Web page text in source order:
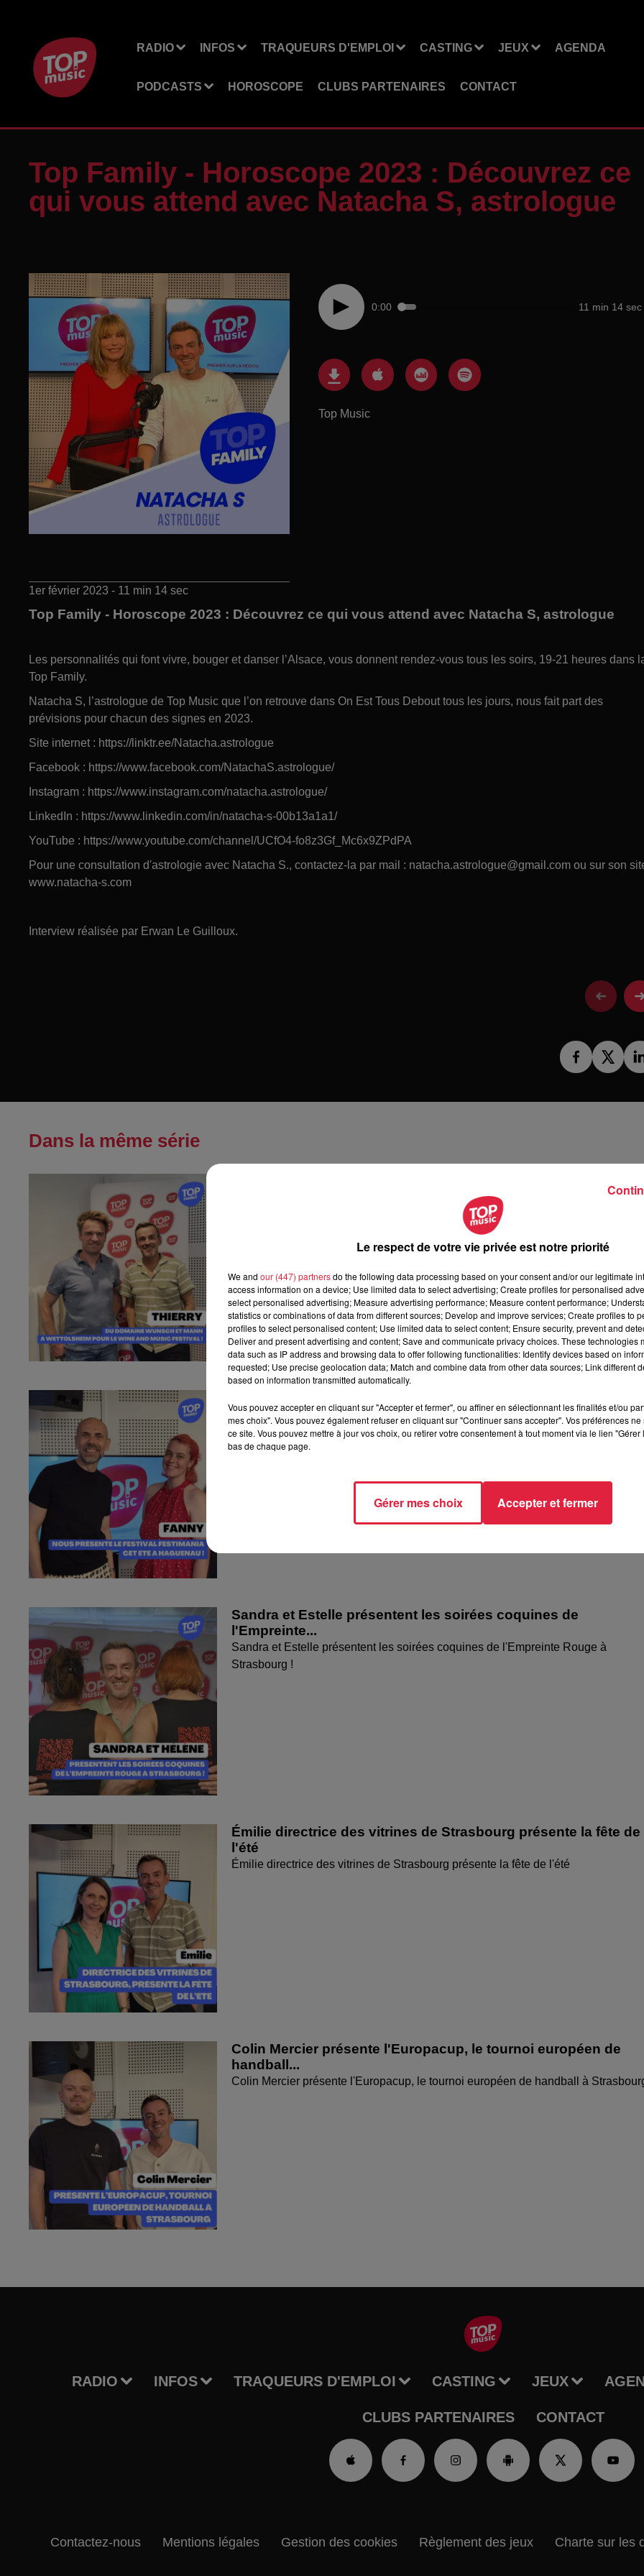
RADIO INFOS TRAQUEURS D'EMPLOI CASTING JEUX AGENDA
PODCASTS HOROSCOPE CLUBS PARTENAIRES CONTACT
Top Family - Horoscope 2023 : Découvrez ce
qui vous attend avec Natacha S, astrologue
0:00 11 min 14 sec
Top Music
1er février 2023 - 11 min 14 sec
Top Family - Horoscope 2023 : Découvrez ce qui vous attend avec Natacha S, astrologue
Les personnalités qui font vivre, bouger et danser l’Alsace, vous donnent rendez-vous tous les soirs, 19-21 heures dans
Top Family.
Natacha S, l’astrologue de Top Music que l’on retrouve dans On Est Tous Debout tous les jours, nous fait part des
prévisions pour chacun des signes en 2023.
Site internet : https://linktr.ee/Natacha.astrologue
Facebook : https://www.facebook.com/NatachaS.astrologue/
Instagram : https://www.instagram.com/natacha.astrologue/
LinkedIn : https://www.linkedin.com/in/natacha-s-00b13a1a1/
YouTube : https://www.youtube.com/channel/UCfO4-fo8z3Gf_Mc6x9ZPdPA
Pour une consultation d'astrologie avec Natacha S., contactez-la par mail : natacha.astrologue@gmail.com ou sur son
www.natacha-s.com
Interview réalisée par Erwan Le Guilloux.
Dans la même série
Thierry du Domaine Wunsch et Mann à Wettolsheim !
Fanny nous présente le festival Festimania !
Sandra et Estelle présentent les soirées coquines de
l'Empreinte...
Sandra et Estelle présentent les soirées coquines de l'Empreinte Rouge à
Strasbourg !
Émilie directrice des vitrines de Strasbourg présente la fête de
l'été
Émilie directrice des vitrines de Strasbourg présente la fête de l'été
Colin Mercier présente l'Europacup, le tournoi européen de
handball...
Colin Mercier présente l'Europacup, le tournoi européen de handball à
RADIO INFOS TRAQUEURS D'EMPLOI CASTING JEUX
CLUBS PARTENAIRES CONTACT
Contactez-nous Mentions légales Gestion des cookies Règlement des jeux Charte sur les
Le respect de votre vie privée est notre priorité
We and our (447) partnersdo the following data processing based on your consent and/or our legitimate
access information on a device; Use limited data to select advertising; Create profiles for personalised
select personalised advertising; Measure advertising performance; Measure content performance;
statistics or combinations of data from different sources; Develop and improve services; Create profiles to
profiles to select personalised content; Use limited data to select content; Ensure security, prevent and
Deliver and present advertising and content; Save and communicate privacy choices. These technologies
data such as IP address and browsing data to offer following functionalities: Identify devices based on
requested; Use precise geolocation data; Match and combine data from other data sources; Link different
based on information transmitted automatically.
Vous pouvez accepter en cliquant sur "Accepter et fermer", ou affiner en sélectionnant les finalités et/ou
mes choix". Vous pouvez également refuser en cliquant sur "Continuer sans accepter". Vos préférences
ce site. Vous pouvez mettre à jour vos choix, ou retirer votre consentement à tout moment via le lien
bas de chaque page.
Gérer mes choix Accepter et fermer